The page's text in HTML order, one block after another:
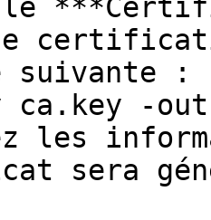
le
suivante
ca.key -
les
sera